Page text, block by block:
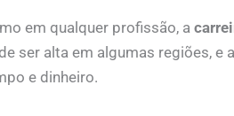
em qualquer profissão, a
ser alta em algumas regiões, e
e dinheiro.